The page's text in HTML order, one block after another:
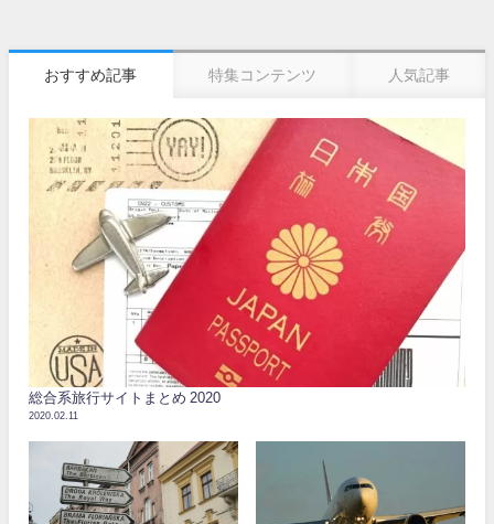
おすすめ記事 特集コンテンツ 人気記事
総合系旅行サイトまとめ 2020
2020.02.11